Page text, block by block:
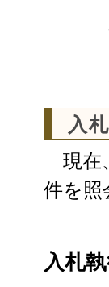
入
現在
件を
入札